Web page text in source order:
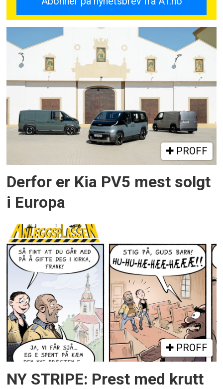
PROFF
Derfor er Kia PV5 mest solgt
i Europa
PROFF
NY STRIPE: Prest med krutt